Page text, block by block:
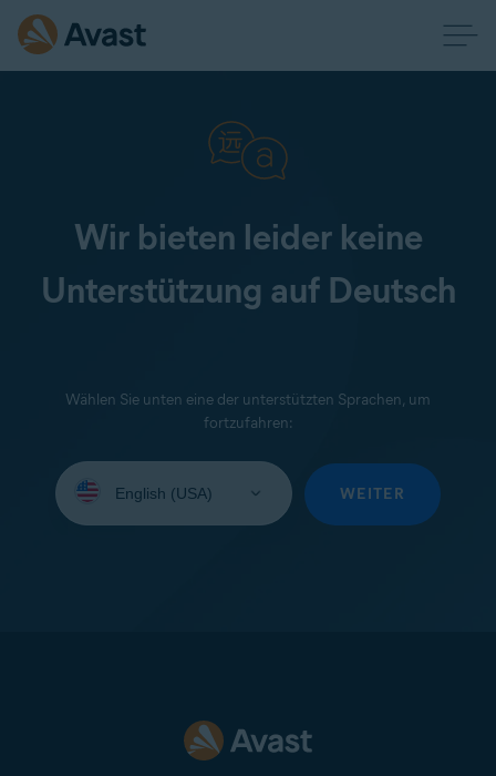
Wir bieten leider keine
Unterstützung auf Deutsch
Wählen Sie unten eine der unterstützten Sprachen, um
fortzufahren:
Sie
Sprache
WEITER